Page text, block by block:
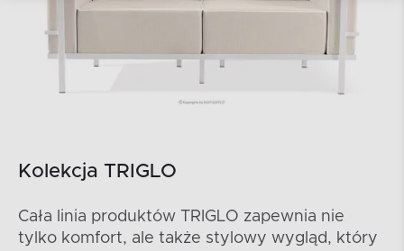
Kolekcja TRIGLO
Cała linia produktów TRIGLO zapewnia nie
tylko komfort, ale także stylowy wygląd, który